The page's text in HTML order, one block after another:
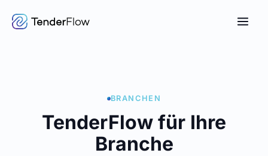
BRANCHEN
TenderFlow für Ihre
Branche